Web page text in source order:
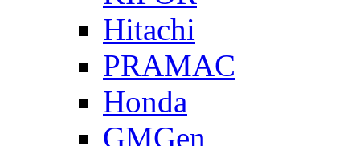
Hitachi
PRAMAC
Honda
GMGen